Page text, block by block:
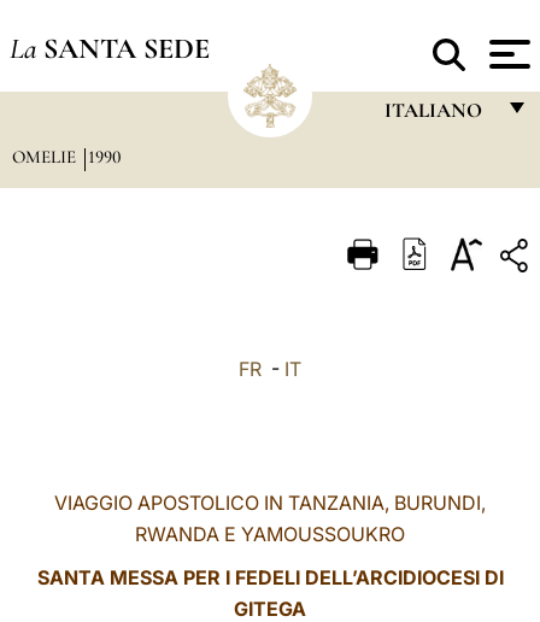
La SANTA SEDE
ITALIANO
ITALIANO
中文
LATINE
OMELIE 1990
FR - IT
VIAGGIO APOSTOLICO IN TANZANIA, BURUNDI,
RWANDA E YAMOUSSOUKRO
SANTA MESSA PER I FEDELI DELL’ARCIDIOCESI DI
GITEGA